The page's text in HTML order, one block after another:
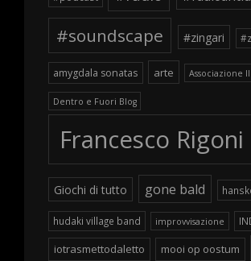
#soundscape #zingari
amygdala sonatas arte Associazione
Dentro e Fuori Blog
Francesco Rigoni
Giochi di tutto gone bald
hudaki village band improvvisazione
iotrasmettodaletto mooi op oostum